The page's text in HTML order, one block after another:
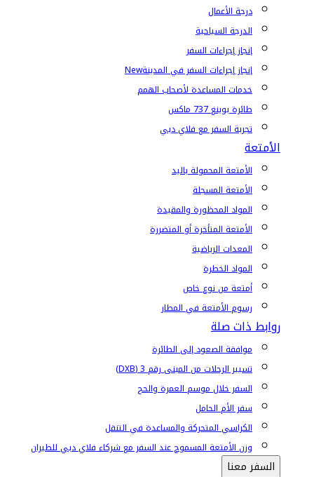
درجة الأعمال
الدرجة السياحية
إنجاز إجراءات السفر
إنجاز إجراءات السفر في المدينةNew
خدمات المساعدة لأصحاب الهمم
طائرة بوينغ 737 ماكس
تجربة السفر مع فلاي دبي
الأمتعة
الأمتعة المحمولة باليد
الأمتعة المسجلة
المواد المحظورة والمقيدة
الأمتعة المتأخرة أو المتضررة
المعدات الرياضية
المواد الخطرة
أمتعة من نوع خاص
رسوم الأمتعة في المطار
روابط ذات صلة
موافقة الصعود إلى الطائرة
تسيير الرحلات من المبنى رقم 3 (DXB)
السفر خلال موسم العمرة والحج
سفر الأم الحامل
الكراسي المتحركة والمساعدة في التنقل
وزن الأمتعة المسموح عند السفر مع شركاء فلاي دبي للطيران
السفر معنا